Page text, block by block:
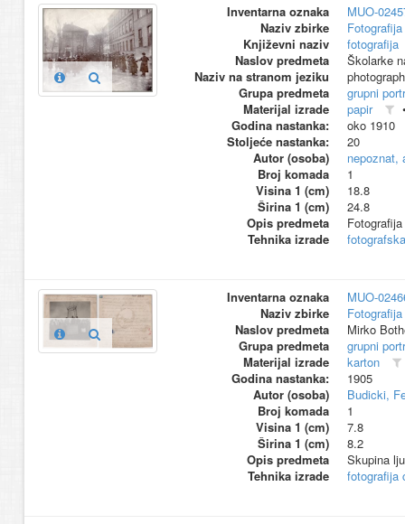
Inventarna oznaka
MUO-
Naziv zbirke
Književni naziv
fotografija
Naslov predmeta
Školarke
Naziv na stranom jeziku
Grupa predmeta
grupni
Materijal izrade
papir
Godina nastanka:
oko 1910
Stoljeće nastanka:
20
Autor (osoba)
nepoznat,
Broj komada
1
Visina 1 (cm)
18.8
Širina 1 (cm)
24.8
Opis predmeta
Tehnika izrade
fotografska
Inventarna oznaka
MUO-
Naziv zbirke
Naslov predmeta
Mirko
Grupa predmeta
grupni
Materijal izrade
karton
Godina nastanka:
1905
Autor (osoba)
Budicki,
Broj komada
1
Visina 1 (cm)
7.8
Širina 1 (cm)
8.2
Opis predmeta
Skupina
Tehnika izrade
fotografija